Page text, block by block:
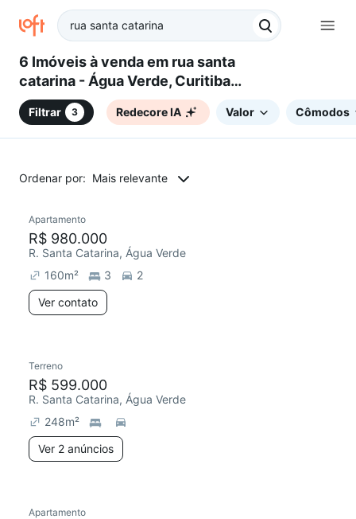
6 Imóveis à venda em rua santa
catarina - Água Verde, Curitiba,
PR
Filtrar 3 Redecore IA Valor Cômodos
Ordenar por: Mais relevante
Redecorar
Apartamento
R$ 980.000
R. Santa Catarina, Água Verde
160m² 3
2
Ver contato
Chegou este mês
Terreno
R$ 599.000
R. Santa Catarina, Água Verde
248m²
Ver 2 anúncios
Apartamento